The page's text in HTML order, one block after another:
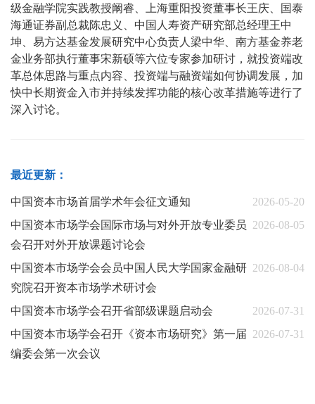
级金融学院实践教授阚睿、上海重阳投资董事长王庆、国泰
海通证券副总裁陈忠义、中国人寿资产研究部总经理王中
坤、易方达基金发展研究中心负责人梁中华、南方基金养老
金业务部执行董事宋新硕等六位专家参加研讨，就投资端改
革总体思路与重点内容、投资端与融资端如何协调发展，加
快中长期资金入市并持续发挥功能的核心改革措施等进行了
深入讨论。
最近更新：
2026-05-20
中国资本市场首届学术年会征文通知
2026-08-05
中国资本市场学会国际市场与对外开放专业委员
会召开对外开放课题讨论会
2026-08-04
中国资本市场学会会员中国人民大学国家金融研
究院召开资本市场学术研讨会
2026-07-31
中国资本市场学会召开省部级课题启动会
2026-07-31
中国资本市场学会召开《资本市场研究》第一届
编委会第一次会议